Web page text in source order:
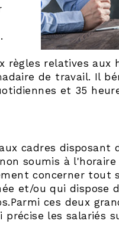
règles relatives aux
de travail. Il
et 35
cadres disposant
soumis à
concerner tout
et/ou qui dispose
ces deux
les salariés